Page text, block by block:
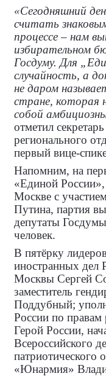
«Сегодняшний
считать
процессе – нам
избирательном
Госдуму. Для
случайность, а
не даром
стране, которая
собой
отметил
регионального
первый вице-
Напомним, на
«Единой
Москве с
Путина, партия
депутаты
человек.
В пятёрку
иностранных дел
Москвы Сергей
заместитель
Поддубный;
России по правам
Герой России,
Всероссийского
патриотического
«Юнармия»